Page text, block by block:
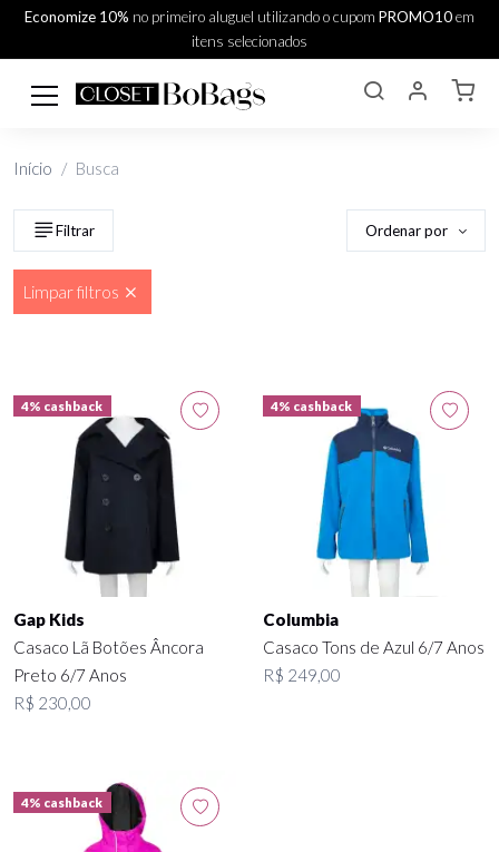
Economize 10% no primeiro aluguel utilizando o cupom PROMO10em
itens selecionados
Início Busca
Filtrar Ordenar por
Limpar filtros
4% cashback
Gap Kids
Casaco Lã Botões Âncora
Preto 6/7 Anos
R$ 230,00
4% cashback
Columbia
Casaco Tons de Azul 6/7 Anos
R$ 249,00
4% cashback